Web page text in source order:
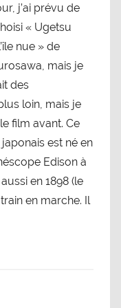
j’ai prévu de
« Ugetsu
nue » de
mais je
des
loin, mais je
film avant. Ce
est né en
Edison à
en 1898 (le
en marche. Il